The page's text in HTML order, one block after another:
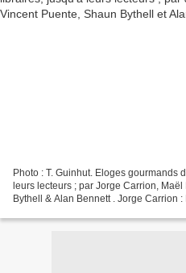
Photo : T. Guinhut. Eloges gourmands
leurs lecteurs ; par Jorge Carrion,
Bythell & Alan Bennett . Jorge Carrion :